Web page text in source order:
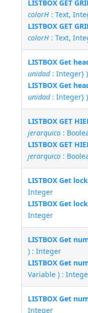
LISTBOX GET
colorH : Text,
LISTBOX GET
colorH : Text,
LISTBOX Get
unidad: Integer}
LISTBOX Get
unidad: Integer}
LISTBOX GET
jerarquico :
LISTBOX GET
jerarquico :
LISTBOX Get
Integer
LISTBOX Get
Integer
LISTBOX Get
) : Integer
LISTBOX Get
Variable ) :
LISTBOX Get
Integer